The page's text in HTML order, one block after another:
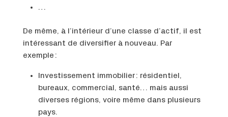
…
De même, à l’intérieur d’une classe d’actif, il est
intéressant de diversifier à nouveau. Par
exemple :
Investissement immobilier : résidentiel,
bureaux, commercial, santé… mais aussi
diverses régions, voire même dans plusieurs
pays.